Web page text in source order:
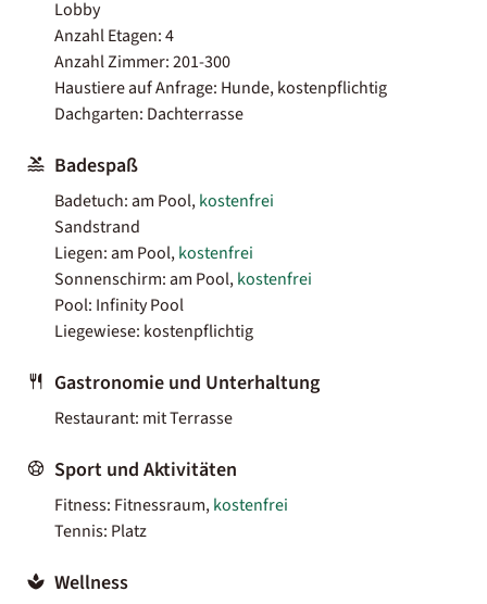
Lobby
Anzahl Etagen: 4
Anzahl Zimmer: 201-300
Haustiere auf Anfrage: Hunde, kostenpflichtig
Dachgarten: Dachterrasse
Badespaß
Badetuch: am Pool,kostenfrei
Sandstrand
Liegen: am Pool,kostenfrei
Sonnenschirm: am Pool,kostenfrei
Pool: Infinity Pool
Liegewiese: kostenpflichtig
Gastronomie und Unterhaltung
Restaurant: mit Terrasse
Sport und Aktivitäten
Fitness: Fitnessraum,kostenfrei
Tennis: Platz
Wellness